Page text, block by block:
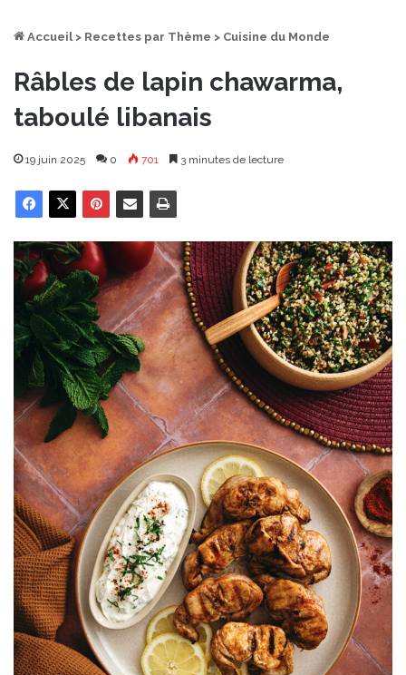
Accueil > Recettes par Thème > Cuisine du Monde
Râbles de lapin chawarma,
taboulé libanais
19 juin 2025 0 701 3 minutes de lecture